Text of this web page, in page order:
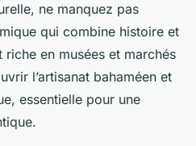
ne manquez pas
qui combine histoire et
en musées et marchés
l’artisanat bahaméen et
essentielle pour une